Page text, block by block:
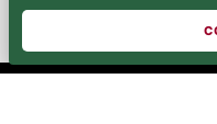
Atendimento de 8:00h as